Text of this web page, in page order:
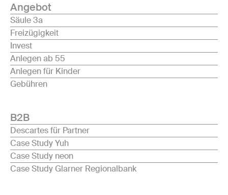
Angebot
Säule 3a
Freizügigkeit
Invest
Anlegen ab 55
Anlegen für Kinder
Gebühren
B2B
Descartes für Partner
Case Study Yuh
Case Study neon
Case Study Glarner Regionalbank